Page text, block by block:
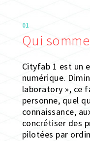
01
Qui
Cityfab 1 est un
numérique.
laboratory », ce
personne, quel
connaissance,
concrétiser des
pilotées par